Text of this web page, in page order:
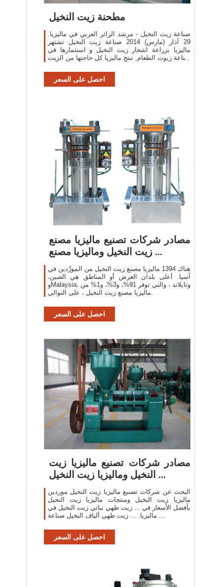
مطحنة زيت النخيل
صناعة زيت النخيل - مرشد الزائر العربي في ماليزيا.
29 آذار (مارس) 2014 صناعة زيت النخيل تشتهر
ماليزيا بزراعة اشجار زيت النخيل و استثمارها في
صناعة زيوت الطعام, تنتج ماليزيا كل حاجتها من الزيت
احصل على السعر
مصادر شركات تصنيع ماليزيا مصنع
زيت النخيل وماليزيا مصنع ...
هناك 1394 ماليزيا مصنع زيت النخيل من المورِّدين في
آسيا. أعلى بلدان العرض أو المناطق هي الصين،
وMalaysia، وتايلاند ، والتي توفر 91%، و3%، و1% من
ماليزيا مصنع زيت النخيل ، على التوالي.
احصل على السعر
مصادر شركات تصنيع ماليزيا زيت
النخيل وماليزيا زيت النخيل ...
البحث عن شركات تصنيع ماليزيا زيت النخيل موردين
ماليزيا زيت النخيل ومنتجات ماليزيا زيت النخيل
بأفضل الأسعار في ... زيت طهي نباتي زيت النخيل في
ماليزيا. ... زيت طهي ألياف النخيل صناعة ...
احصل على السعر